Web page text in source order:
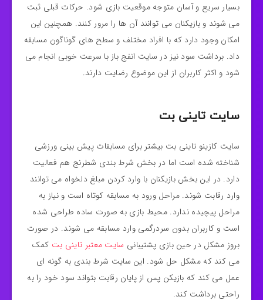
بسیار سریع و آسان متوجه موقعیت بازی شود. حرکات قبلی ثبت
می‌ شوند و بازیکنان می‌ توانند آن‌ ها را مرور کنند. همچنین این
امکان وجود دارد که با افراد مختلف و سطح‌ های گوناگون مسابقه
داد. برداشت سود نیز در سایت انفج باز با سرعت خوبی انجام می‌
شود و اکثر کاربران از این موضوع رضایت دارند.
سایت تاینی بت
سایت کازینو تاینی بت بیشتر برای مسابقات پیش بینی ورزشی
شناخته شده است اما در بخش شرط بندی شطرنج هم فعالیت
دارد. در این بخش بازیکنان با وارد کردن مبلغ دلخواه می‌ توانند
وارد رقابت شوند. مراحل ورود به مسابقه کوتاه است و نیاز به
مراحل پیچیده ندارد. محیط بازی به‌ صورت ساده طراحی شده
است و کاربران بدون سردرگمی وارد مسابقه می‌ شوند. در صورت
بروز مشکل در حین بازی پشتیبانی سایت معتبر تاینی بت کمک
می‌ کند که مشکل حل شود. این سایت شرط بندی به‌ گونه‌ ای
عمل می‌ کند که بازیکن پس از پایان رقابت بتواند سود خود را به
راحتی برداشت کند.